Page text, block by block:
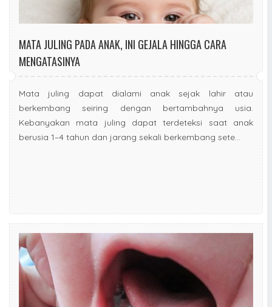
MATA JULING PADA ANAK, INI GEJALA HINGGA CARA
MENGATASINYA
Mata juling dapat dialami anak sejak lahir atau
berkembang seiring dengan bertambahnya usia.
Kebanyakan mata juling dapat terdeteksi saat anak
berusia 1–4 tahun dan jarang sekali berkembang sete...